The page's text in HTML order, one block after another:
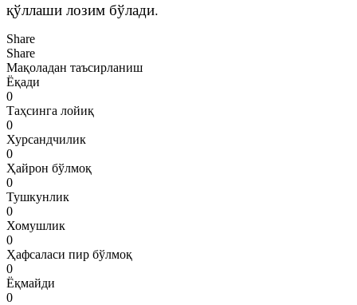
қўллаши лозим бўлади.
Share
Share
Мақоладан таъсирланиш
Ёқади
0
Таҳсинга лойиқ
0
Хурсандчилик
0
Ҳайрон бўлмоқ
0
Тушкунлик
0
Хомушлик
0
Ҳафсаласи пир бўлмоқ
0
Ёқмайди
0